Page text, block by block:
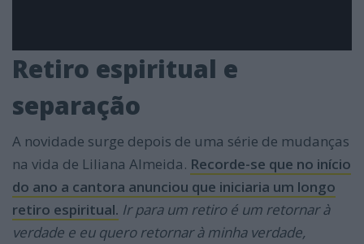
Retiro espiritual e
separação
A novidade surge depois de uma série de mudanças
na vida de Liliana Almeida. Recorde-se que no início
do ano a cantora anunciou que iniciaria um longo
retiro espiritual. Ir para um retiro é um retornar à
verdade e eu quero retornar à minha verdade,